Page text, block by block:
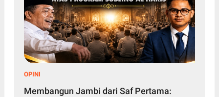
OPINI
Membangun Jambi dari Saf Pertama: